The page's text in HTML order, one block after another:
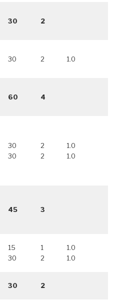
30 2
30 2 1.0
60 4
30
30
2
2
1.0
1.0
45 3
15
30
1
2
1.0
1.0
30 2